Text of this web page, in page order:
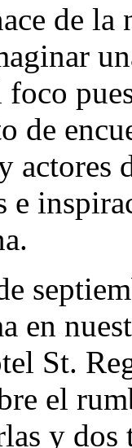
de la
de
actores
e
en
St.
el
y